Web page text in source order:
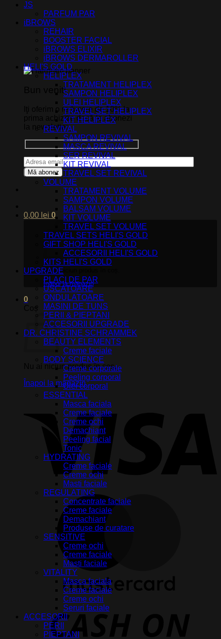
Bun venit!
Iţi oferim o reducere de 10% la
prima achizitie dacă te abonezi
la newsletter.
0,00 lei 0
Nu ai niciun produs în coș.
Înapoi la magazin
0
Nu ai niciun produs în coș.
Înapoi la magazin
JS
PARFUM PAR
iBROWS
REHAIR
BOOSTER FACIAL
iBROWS ELIXIR
iBROWS DERMAROLLER
HELI'S GOLD
HELIPLEX
TRATAMENT HELIPLEX
SAMPON HELIPLEX
ULEI HELIPLEX
TRAVEL SET HELIPLEX
KIT HELIPLEX
REVIVAL
SAMPON REVIVAL
MASCA REVIVAL
SER REVIVAL
KIT REVIVAL
TRAVEL SET REVIVAL
VOLUME
TRATAMENT VOLUME
SAMPON VOLUME
BALSAM VOLUME
KIT VOLUME
TRAVEL SET VOLUME
TRAVEL SETS HELI'S GOLD
GIFT SHOP HELI'S GOLD
ACCESORII HELI'S GOLD
KITS HELI'S GOLD
UPGRADE
PLACI DE PAR
USCATOARE
ONDULATOARE
MASINI DE TUNS
PERII & PIEPTANI
ACCESORII UPGRADE
DR. CHRISTINE SCHRAMMEK
BEAUTY ELEMENTS
Creme faciale
BODY SCIENCE
Creme corporale
Peeling corporal
Ulei corporal
ESSENTIAL
Masca faciala
Creme faciale
Creme ochi
Demachiant
Peeling facial
Tonic
HYDRATING
Creme faciale
Creme ochi
Masti faciale
REGULATING
Concentrate faciale
Creme faciale
Demachiant
Produse de curatare
SENSITIVE
Creme ochi
Creme faciale
Masti faciale
VITALITY
Masca faciala
Creme faciale
Creme ochi
Seruri faciale
ACCESORII
PERII
PIEPTANI